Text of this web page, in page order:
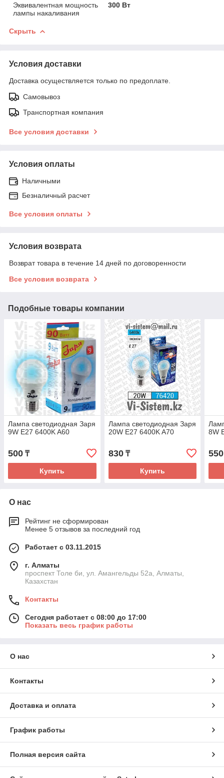
Эквивалентная мощность
лампы накаливания
300 Вт
Скрыть
Условия доставки
Доставка осуществляется только по предоплате.
Самовывоз
Транспортная компания
Все условия доставки
Условия оплаты
Наличными
Безналичный расчет
Все условия оплаты
Условия возврата
Возврат товара в течение 14 дней по договоренности
Все условия возврата
Подобные товары компании
Лампа светодиодная Заря
9W E27 6400K A60
500 ₸
Купить
Лампа светодиодная Заря
20W E27 6400K A70
830₸
Купить
8W
550
О нас
Рейтинг не сформирован
Менее 5 отзывов за последний год
Работает с 03.11.2015
г. Алматы
проспект Толе би, ул. Амангельды 52а, Алматы,
Казахстан
Контакты
Сегодня работает с 08:00 до 17:00
Показать весь график работы
О нас
Контакты
Доставка и оплата
График работы
Полная версия сайта